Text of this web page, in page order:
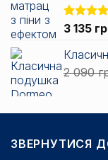
Оцінено
з 5
3 135
2 090
ЗВЕРНУТИСЯ